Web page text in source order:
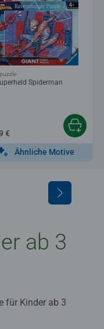
Spiderman
€
Ähnliche Motive
ab 3